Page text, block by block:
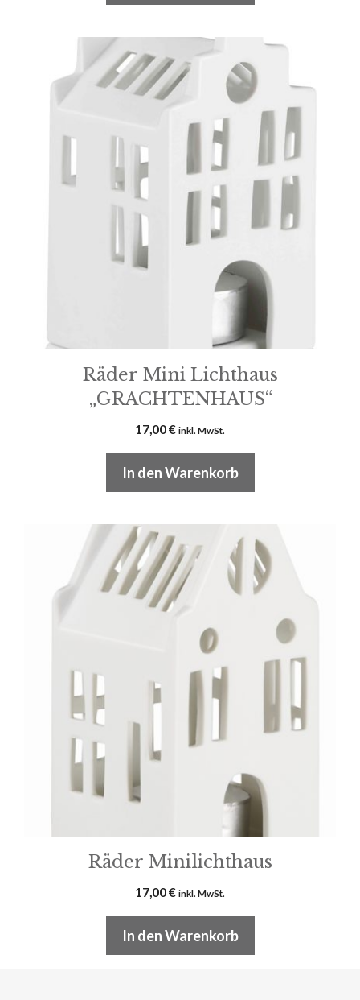
Räder Mini Lichthaus
„GRACHTENHAUS“
17,00€ inkl. MwSt.
In den Warenkorb
Räder Minilichthaus
17,00€ inkl. MwSt.
In den Warenkorb